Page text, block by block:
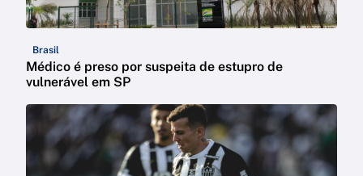
Brasil
Médico é preso por suspeita de estupro de
vulnerável em SP